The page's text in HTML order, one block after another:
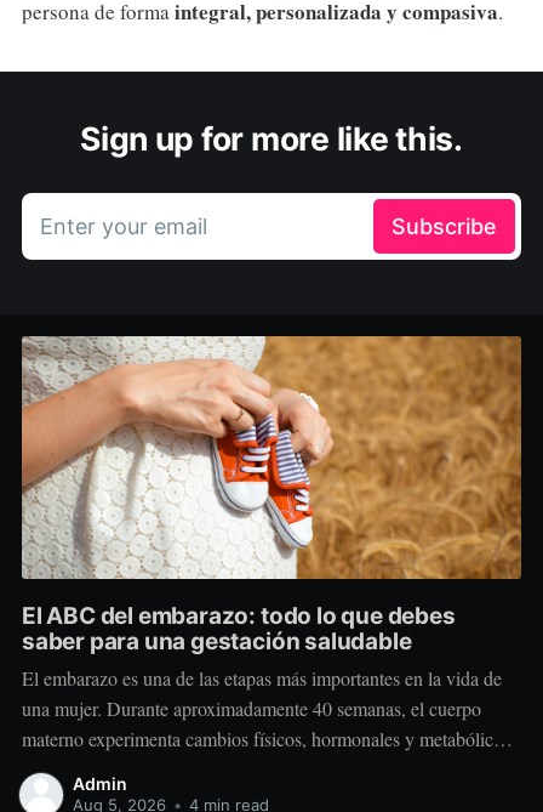
persona de formaintegral, personalizada y compasiva.
Sign up for more like this.
Enter your email Subscribe
El ABC del embarazo: todo lo que debes
saber para una gestación saludable
El embarazo es una de las etapas más importantes en la vida de
una mujer. Durante aproximadamente 40 semanas, el cuerpo
materno experimenta cambios físicos, hormonales y metabólicos
extraordinarios para crear y sostener una nueva vida. Más allá de
“comer por dos”, el embarazo requiere comer mejor, nutrir
Admin
Aug 5, 2026 • 4 min read